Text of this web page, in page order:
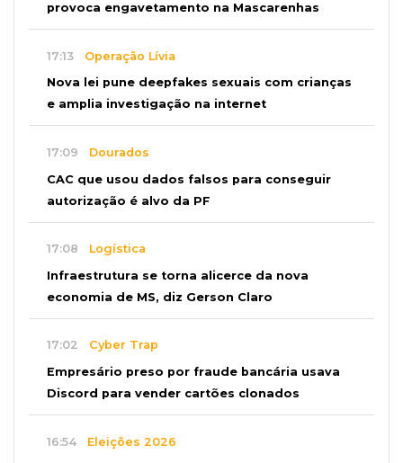
provoca engavetamento na Mascarenhas
17:13 Operação Lívia
Nova lei pune deepfakes sexuais com crianças
e amplia investigação na internet
17:09 Dourados
CAC que usou dados falsos para conseguir
autorização é alvo da PF
17:08 Logística
Infraestrutura se torna alicerce da nova
economia de MS, diz Gerson Claro
17:02 Cyber Trap
Empresário preso por fraude bancária usava
Discord para vender cartões clonados
16:54 Eleições 2026